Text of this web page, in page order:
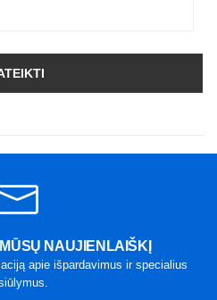
NAUJIENLAIŠKĮ
apie išpardavimus ir specialius